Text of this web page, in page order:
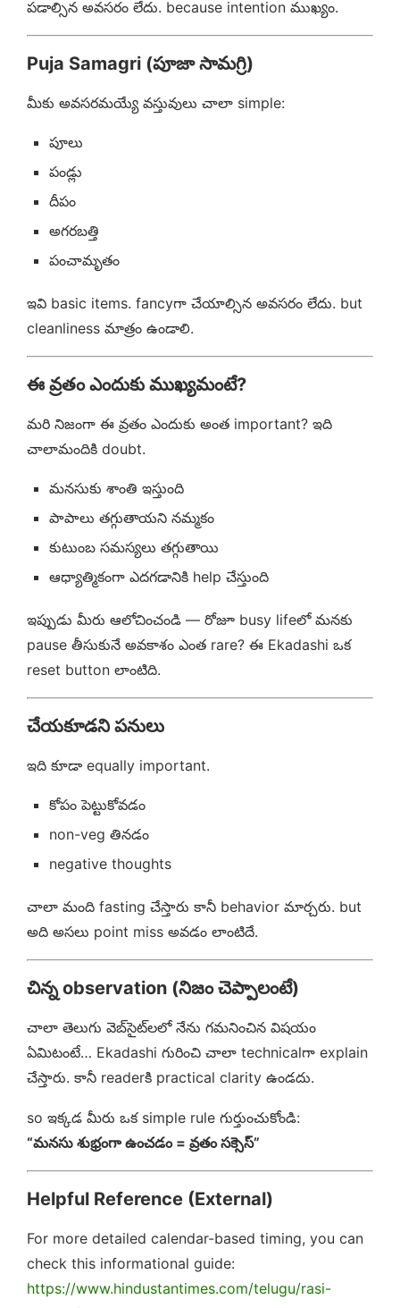
పడాల్సిన అవసరం లేదు. because intention ముఖ్యం.
Puja Samagri (పూజా సామగ్రి)
మీకు అవసరమయ్యే వస్తువులు చాలా simple:
పూలు
పండ్లు
దీపం
అగరబత్తి
పంచామృతం
ఇవి basic items. fancyగా చేయాల్సిన అవసరం లేదు. but
cleanliness మాత్రం ఉండాలి.
ఈ వ్రతం ఎందుకు ముఖ్యమంటే?
మరి నిజంగా ఈ వ్రతం ఎందుకు అంత important? ఇది
చాలామందికి doubt.
మనసుకు శాంతి ఇస్తుంది
పాపాలు తగ్గుతాయని నమ్మకం
కుటుంబ సమస్యలు తగ్గుతాయి
ఆధ్యాత్మికంగా ఎదగడానికి help చేస్తుంది
ఇప్పుడు మీరు ఆలోచించండి — రోజూ busy lifeలో మనకు
pause తీసుకునే అవకాశం ఎంత rare? ఈ Ekadashi ఒక
reset button లాంటిది.
చేయకూడని పనులు
ఇది కూడా equally important.
కోపం పెట్టుకోవడం
non-veg తినడం
negative thoughts
చాలా మంది fasting చేస్తారు కానీ behavior మార్చరు. but
అది అసలు point miss అవడం లాంటిదే.
చిన్న observation (నిజం చెప్పాలంటే)
చాలా తెలుగు వెబ్‌సైట్‌లలో నేను గమనించిన విషయం
ఏమిటంటే… Ekadashi గురించి చాలా technicalగా explain
చేస్తారు. కానీ readerకి practical clarity ఉండదు.
so ఇక్కడ మీరు ఒక simple rule గుర్తుంచుకోండి:
“మనసు శుభ్రంగా ఉంచడం = వ్రతం సక్సెస్”
Helpful Reference (External)
For more detailed calendar-based timing, you can
check this informational guide:
https://www.hindustantimes.com/telugu/rasi-